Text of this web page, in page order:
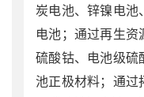
炭电池、锌镍电池
电池；通过再生资
硫酸钴、电池级硫
池正极材料；通过